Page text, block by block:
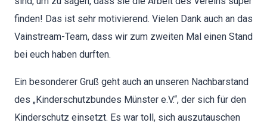
find­en! Das ist sehr motivierend. Vie­len Dank auch an das
Vain­stream-Team, dass wir zum zweit­en Mal einen Stand
bei euch haben durften.
Ein beson­der­er Gruß geht auch an unseren Nach­bar­stand
des „Kinder­schutzbun­des Mün­ster e.V.“, der sich für den
Kinder­schutz ein­set­zt. Es war toll, sich auszu­tauschen